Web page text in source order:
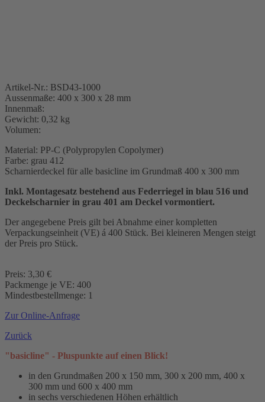
Artikel-Nr.: BSD43-1000
Aussenmaße: 400 x 300 x 28 mm
Innenmaß:
Gewicht: 0,32 kg
Volumen:
Material: PP-C (Polypropylen Copolymer)
Farbe: grau 412
Scharnierdeckel für alle basicline im Grundmaß 400 x 300 mm
Inkl. Montagesatz bestehend aus Federriegel in blau 516 und
Deckelscharnier in grau 401 am Deckel vormontiert.
Der angegebene Preis gilt bei Abnahme einer kompletten
Verpackungseinheit (VE) á 400 Stück. Bei kleineren Mengen steigt
der Preis pro Stück.
Preis: 3,30 €
Packmenge je VE: 400
Mindestbestellmenge: 1
Zur Online-Anfrage
Zurück
"basicline" - Pluspunkte auf einen Blick!
in den Grundmaßen 200 x 150 mm, 300 x 200 mm, 400 x
300 mm und 600 x 400 mm
in sechs verschiedenen Höhen erhältlich